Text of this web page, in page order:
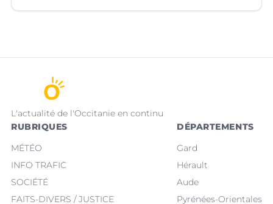
L'actualité de l'Occitanie en continu
RUBRIQUES
MÉTÉO
INFO TRAFIC
SOCIÉTÉ
FAITS-DIVERS / JUSTICE
DÉPARTEMENTS
Gard
Hérault
Aude
Pyrénées-Orientales